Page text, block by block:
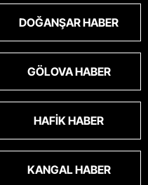
DOĞANŞAR HABER
GÖLOVA HABER
HAFIK HABER
KANGAL HABER